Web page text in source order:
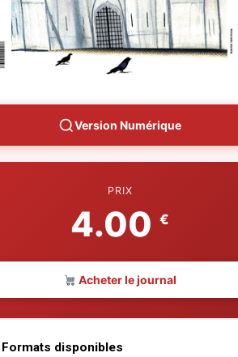
Version Numérique
PRIX
4.00 €
Acheter le journal
Formats disponibles